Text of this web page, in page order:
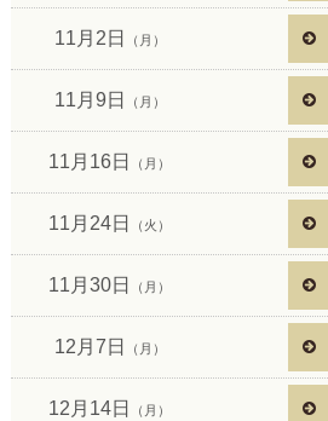
11月2日 （月）
11月9日 （月）
11月16日 （月）
11月24日 （火）
11月30日 （月）
12月7日 （月）
12月14日 （月）